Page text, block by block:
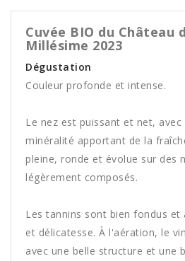
Cuvée BIO du Château
Millésime 2023
Dégustation
Couleur profonde et intense.
Le nez est puissant et net, avec
minéralité apportant de la
pleine, ronde et évolue sur des
légèrement composés.
Les tannins sont bien fondus
et délicatesse. À l'aération, le
avec une belle structure et une